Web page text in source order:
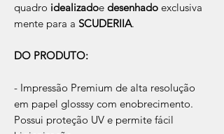
quadro idealizadoe desenhado exclusiva
mente para a SCUDERIIA.
DO PRODUTO:
- Impressão Premium de alta resolução
em papel glosssy com enobrecimento.
Possui proteção UV e permite fácil